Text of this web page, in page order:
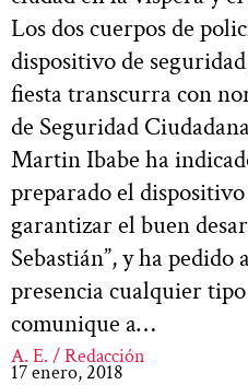
Los dos cuerpos de
dispositivo de
fiesta transcurra con
de Seguridad
Martin Ibabe ha
preparado el
garantizar el buen
Sebastián”, y ha
presencia cualquier
comunique a…
A. E. / Redacción
17 enero, 2018